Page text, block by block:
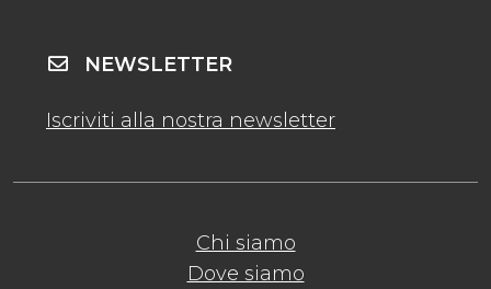
Chi siamo
Dove siamo
NEWSLETTER
Iscriviti alla nostra newsletter